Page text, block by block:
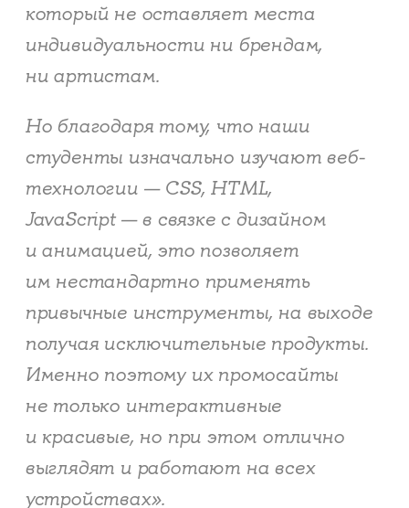
который не оставляет места
индивидуальности ни брендам,
ни артистам.
Но благодаря тому, что наши
студенты изначально изучают веб-
технологии — CSS, HTML,
JavaScript — в связке с дизайном
и анимацией, это позволяет
им нестандартно применять
привычные инструменты, на выходе
получая исключительные продукты.
Именно поэтому их промосайты
не только интерактивные
и красивые, но при этом отлично
выглядят и работают на всех
устройствах».